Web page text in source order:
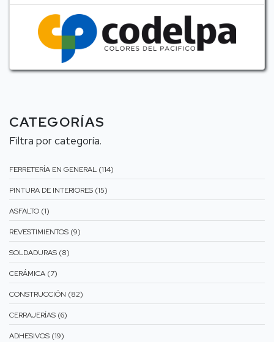
CATEGORÍAS
Filtra por categoría.
FERRETERÍA EN GENERAL (114)
PINTURA DE INTERIORES (15)
ASFALTO (1)
REVESTIMIENTOS (9)
SOLDADURAS (8)
CERÁMICA (7)
CONSTRUCCIÓN (82)
CERRAJERÍAS (6)
ADHESIVOS (19)